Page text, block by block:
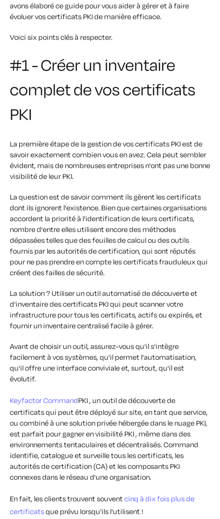
avons élaboré ce guide pour vous aider à gérer et à faire
évoluer vos certificats PKI de manière efficace.
Voici six points clés à respecter.
#1 - Créer un inventaire
complet de vos certificats
PKI
La première étape de la gestion de vos certificats PKI est de
savoir exactement combien vous en avez. Cela peut sembler
évident, mais de nombreuses entreprises n'ont pas une bonne
visibilité de leur PKI.
La question est de savoir comment ils gèrent les certificats
dont ils ignorent l'existence. Bien que certaines organisations
accordent la priorité à l'identification de leurs certificats,
nombre d'entre elles utilisent encore des méthodes
dépassées telles que des feuilles de calcul ou des outils
fournis par les autorités de certification, qui sont réputés
pour ne pas prendre en compte les certificats frauduleux qui
créent des failles de sécurité.
La solution ? Utiliser un outil automatisé de découverte et
d'inventaire des certificats PKI qui peut scanner votre
infrastructure pour tous les certificats, actifs ou expirés, et
fournir un inventaire centralisé facile à gérer.
Avant de choisir un outil, assurez-vous qu'il s'intègre
facilement à vos systèmes, qu'il permet l'automatisation,
qu'il offre une interface conviviale et, surtout, qu'il est
évolutif.
Keyfactor CommandPKI , un outil de découverte de
certificats qui peut être déployé sur site, en tant que service,
ou combiné à une solution privée hébergée dans le nuage PKI,
est parfait pour gagner en visibilité PKI , même dans des
environnements tentaculaires et décentralisés. Command
identifie, catalogue et surveille tous les certificats, les
autorités de certification (CA) et les composants PKI
connexes dans le réseau d'une organisation.
En fait, les clients trouvent souventcinq à dix fois plus de
certificatsque prévu lorsqu'ils l'utilisent !